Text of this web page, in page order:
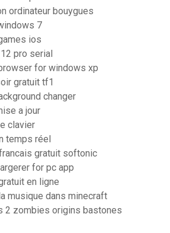
ordinateur bouygues
7
ios
pro serial
for windows xp
gratuit tf1
changer
a jour
clavier
temps réel
gratuit softonic
for pc app
en ligne
musique dans minecraft
2 zombies origins bastones